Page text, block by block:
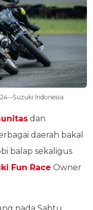
Suzuki Indonesia
dan
daerah bakal
balap sekaligus
Fun Race Owner